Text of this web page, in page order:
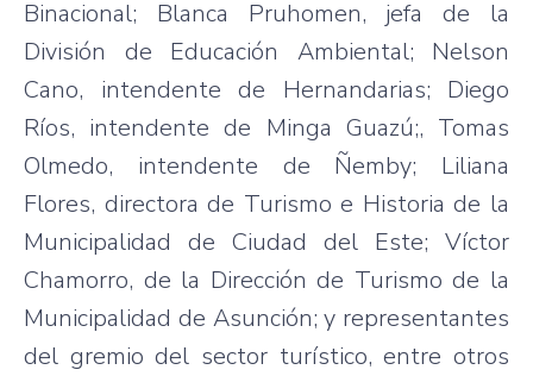
Binacional; Blanca Pruhomen, jefa de la
División de Educación Ambiental; Nelson
Cano, intendente de Hernandarias; Diego
Ríos, intendente de Minga Guazú;, Tomas
Olmedo, intendente de Ñemby; Liliana
Flores, directora de Turismo e Historia de la
Municipalidad de Ciudad del Este; Víctor
Chamorro, de la Dirección de Turismo de la
Municipalidad de Asunción; y representantes
del gremio del sector turístico, entre otros